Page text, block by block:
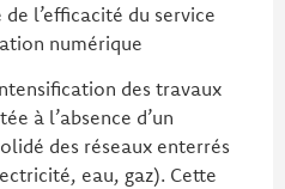
l’efficacité du service
numérique
des travaux
à l’absence d’un
des réseaux enterrés
eau, gaz). Cette